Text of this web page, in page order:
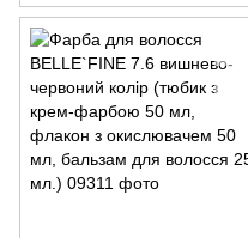
50 мл, бальзам для волосся
25 мл.)